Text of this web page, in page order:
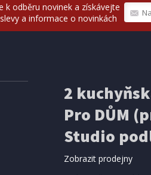
k odběru novinek a získávejte
a informace o novinkách
2
Pro DŮM
Studio
Zobrazit prodejny